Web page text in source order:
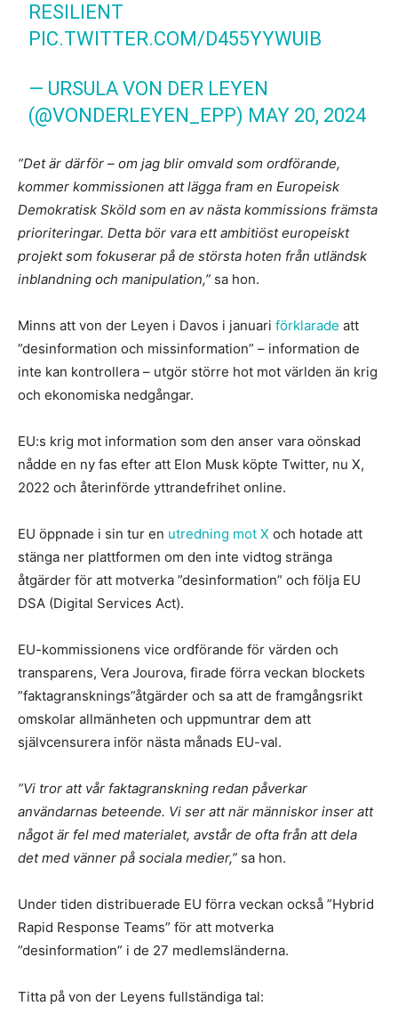
RESILIENT
PIC.TWITTER.COM/D455YYWUIB
— URSULA VON DER LEYEN
(@VONDERLEYEN_EPP) MAY 20, 2024
”Det är därför – om jag blir omvald som ordförande,
kommer kommissionen att lägga fram en Europeisk
Demokratisk Sköld som en av nästa kommissions främsta
prioriteringar. Detta bör vara ett ambitiöst europeiskt
projekt som fokuserar på de största hoten från utländsk
inblandning och manipulation,” sa hon.
Minns att von der Leyen i Davos i januari förklarade att
”desinformation och missinformation” – information de
inte kan kontrollera – utgör större hot mot världen än krig
och ekonomiska nedgångar.
EU:s krig mot information som den anser vara oönskad
nådde en ny fas efter att Elon Musk köpte Twitter, nu X,
2022 och återinförde yttrandefrihet online.
EU öppnade i sin tur en utredning mot X och hotade att
stänga ner plattformen om den inte vidtog stränga
åtgärder för att motverka ”desinformation” och följa EU
DSA (Digital Services Act).
EU-kommissionens vice ordförande för värden och
transparens, Vera Jourova, firade förra veckan blockets
”faktagransknings”åtgärder och sa att de framgångsrikt
omskolar allmänheten och uppmuntrar dem att
självcensurera inför nästa månads EU-val.
”Vi tror att vår faktagranskning redan påverkar
användarnas beteende. Vi ser att när människor inser att
något är fel med materialet, avstår de ofta från att dela
det med vänner på sociala medier,” sa hon.
Under tiden distribuerade EU förra veckan också ”Hybrid
Rapid Response Teams” för att motverka
”desinformation” i de 27 medlemsländerna.
Titta på von der Leyens fullständiga tal: